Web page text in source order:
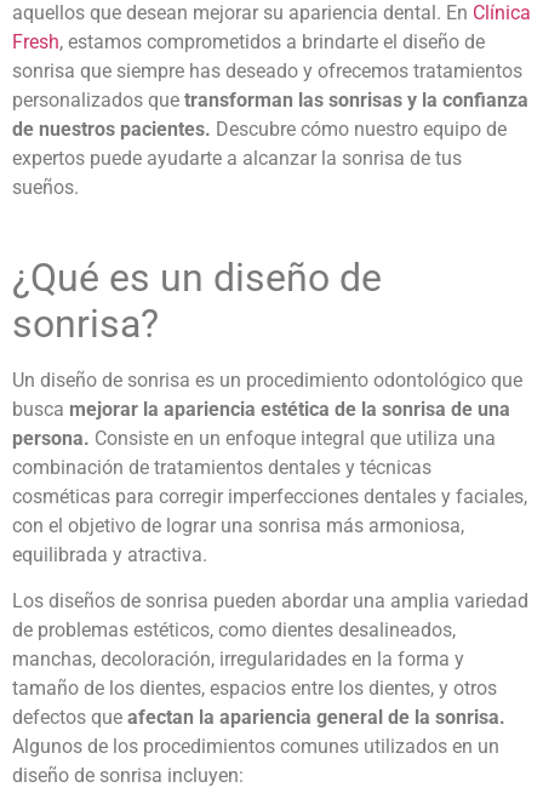
aquellos que desean mejorar su apariencia dental. En Clínica
Fresh, estamos comprometidos a brindarte el diseño de
sonrisa que siempre has deseado y ofrecemos tratamientos
personalizados que transforman las sonrisas y la confianza
de nuestros pacientes. Descubre cómo nuestro equipo de
expertos puede ayudarte a alcanzar la sonrisa de tus
sueños.
¿Qué es un diseño de
sonrisa?
Un diseño de sonrisa es un procedimiento odontológico que
busca mejorar la apariencia estética de la sonrisa de una
persona. Consiste en un enfoque integral que utiliza una
combinación de tratamientos dentales y técnicas
cosméticas para corregir imperfecciones dentales y faciales,
con el objetivo de lograr una sonrisa más armoniosa,
equilibrada y atractiva.
Los diseños de sonrisa pueden abordar una amplia variedad
de problemas estéticos, como dientes desalineados,
manchas, decoloración, irregularidades en la forma y
tamaño de los dientes, espacios entre los dientes, y otros
defectos que afectan la apariencia general de la sonrisa.
Algunos de los procedimientos comunes utilizados en un
diseño de sonrisa incluyen: